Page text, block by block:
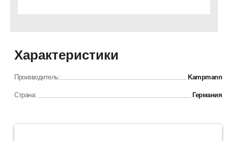
Характеристики
Производитель: Kampmann
Страна: Германия